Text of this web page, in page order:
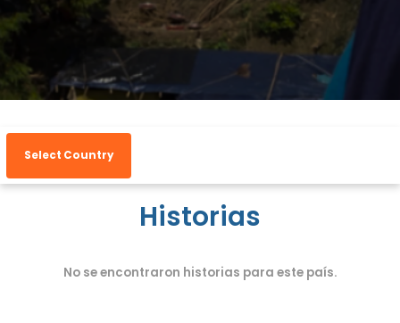
Select Country
Historias
No se encontraron historias para este país.